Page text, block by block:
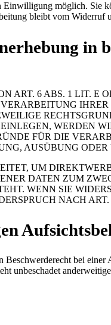
möglich.
bleibt vom Widerruf
in
6 ABS. 1 LIT. E
WERDEN
FÜR DIE
AUSÜBUNG
UM
DATEN ZUM
WENN SIE
NACH ART.
bei
unbeschadet